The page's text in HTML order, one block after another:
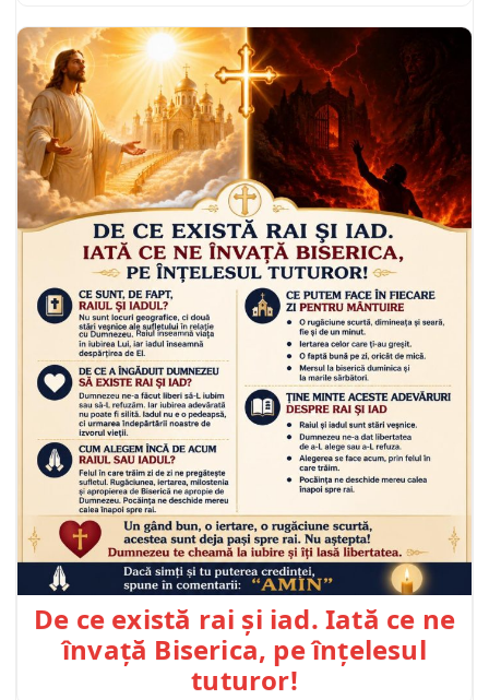
De ce există rai și iad. Iată ce ne
învață Biserica, pe înțelesul
tuturor!